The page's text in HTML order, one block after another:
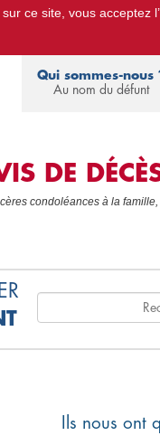
Obsèques :devis
Qui sommes-nous
Au nom du défunt
DE
condoléances à la
Ils nous
ce site, vous